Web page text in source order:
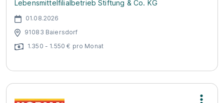
Lebensmittelfilialbetrieb Stiftung & Co. KG
01.08.2026
91083 Baiersdorf
1.350 - 1.550 € pro Monat